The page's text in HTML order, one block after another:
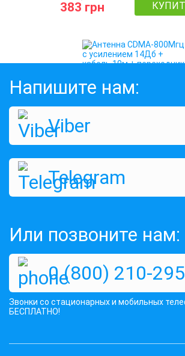
383 грн
Напишите нам:
Viber
Telegram
Или позвоните нам:
0 (800) 210-295
Звонки со стационарных и мобильных
БЕСПЛАТНО!